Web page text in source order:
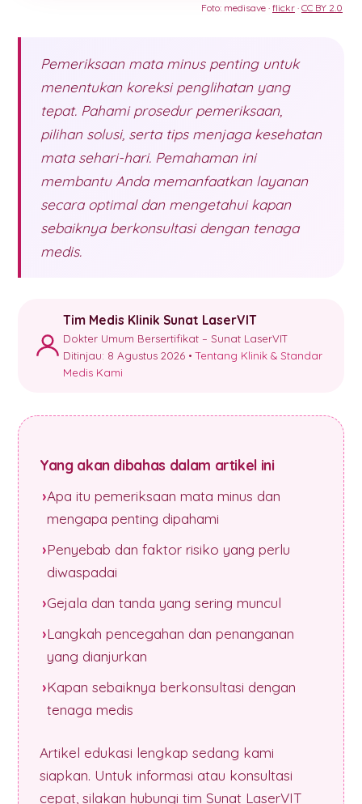
Foto: medisave · flickr · CC BY 2.0
Pemeriksaan mata minus penting untuk
menentukan koreksi penglihatan yang
tepat. Pahami prosedur pemeriksaan,
pilihan solusi, serta tips menjaga kesehatan
mata sehari-hari. Pemahaman ini
membantu Anda memanfaatkan layanan
secara optimal dan mengetahui kapan
sebaiknya berkonsultasi dengan tenaga
medis.
Tim Medis Klinik Sunat LaserVIT
Dokter Umum Bersertifikat – Sunat LaserVIT
Ditinjau: 8 Agustus 2026 •Tentang Klinik & Standar
Medis Kami
Yang akan dibahas dalam artikel ini
Apa itu pemeriksaan mata minus dan
mengapa penting dipahami
Penyebab dan faktor risiko yang perlu
diwaspadai
Gejala dan tanda yang sering muncul
Langkah pencegahan dan penanganan
yang dianjurkan
Kapan sebaiknya berkonsultasi dengan
tenaga medis
Artikel edukasi lengkap sedang kami
siapkan. Untuk informasi atau konsultasi
cepat, silakan hubungi tim Sunat LaserVIT